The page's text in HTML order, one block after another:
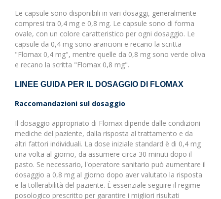
Le capsule sono disponibili in vari dosaggi, generalmente
compresi tra 0,4 mg e 0,8 mg. Le capsule sono di forma
ovale, con un colore caratteristico per ogni dosaggio. Le
capsule da 0,4 mg sono arancioni e recano la scritta
"Flomax 0,4 mg", mentre quelle da 0,8 mg sono verde oliva
e recano la scritta "Flomax 0,8 mg".
LINEE GUIDA PER IL DOSAGGIO DI FLOMAX
Raccomandazioni sul dosaggio
Il dosaggio appropriato di Flomax dipende dalle condizioni
mediche del paziente, dalla risposta al trattamento e da
altri fattori individuali. La dose iniziale standard è di 0,4 mg
una volta al giorno, da assumere circa 30 minuti dopo il
pasto. Se necessario, l'operatore sanitario può aumentare il
dosaggio a 0,8 mg al giorno dopo aver valutato la risposta
e la tollerabilità del paziente. È essenziale seguire il regime
posologico prescritto per garantire i migliori risultati